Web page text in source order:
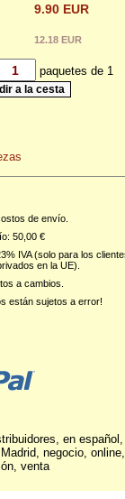
9.90 EUR
12.18 EUR
paquetes de 1
de envío.
50,00 €
IVA (solo para los
en la UE).
a cambios.
están sujetos a error!
en español,
negocio, online,
venta